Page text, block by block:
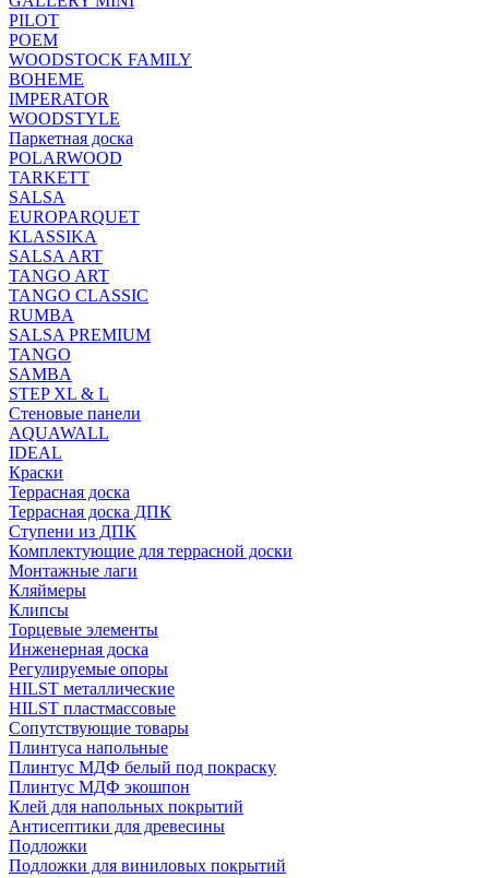
PILOT
POEM
WOODSTOCK FAMILY
BOHEME
IMPERATOR
WOODSTYLE
Паркетная доска
POLARWOOD
TARKETT
SALSA
EUROPARQUET
KLASSIKA
SALSA ART
TANGO ART
TANGO CLASSIC
RUMBA
SALSA PREMIUM
TANGO
SAMBA
STEP XL & L
Стеновые панели
AQUAWALL
IDEAL
Краски
Террасная доска
Террасная доска ДПК
Ступени из ДПК
Комплектующие для террасной доски
Монтажные лаги
Кляймеры
Клипсы
Торцевые элементы
Инженерная доска
Регулируемые опоры
HILST металлические
HILST пластмассовые
Сопутствующие товары
Плинтуса напольные
Плинтус МДФ белый под покраску
Плинтус МДФ экошпон
Клей для напольных покрытий
Антисептики для древесины
Подложки
Подложки для виниловых покрытий